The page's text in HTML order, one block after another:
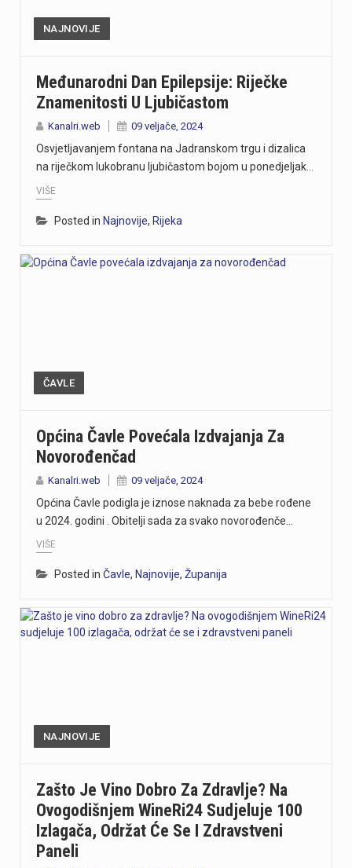
NAJNOVIJE
Međunarodni Dan Epilepsije: Riječke
Znamenitosti U Ljubičastom
Kanalri.web 09 veljače, 2024
Osvjetljavanjem fontana na Jadranskom trgu i dizalica
na riječkom lukobranu ljubičastom bojom u ponedjeljak…
VIŠE
Posted in Najnovije, Rijeka
ČAVLE
Općina Čavle Povećala Izdvajanja Za
Novorođenčad
Kanalri.web 09 veljače, 2024
Općina Čavle podigla je iznose naknada za bebe rođene
u 2024. godini . Obitelji sada za svako novorođenče…
VIŠE
Posted in Čavle, Najnovije, Županija
NAJNOVIJE
Zašto Je Vino Dobro Za Zdravlje? Na
Ovogodišnjem WineRi24 Sudjeluje 100
Izlagača, Održat Će Se I Zdravstveni
Paneli